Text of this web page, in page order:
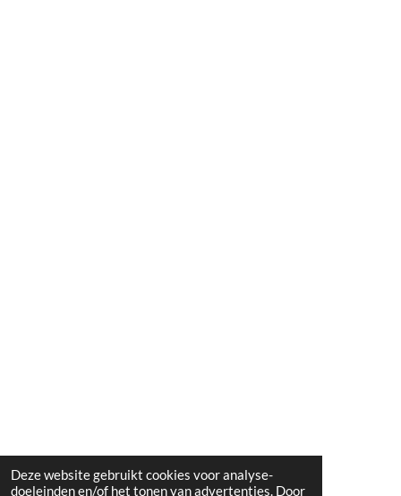
Deze website gebruikt cookies voor analyse-
doeleinden en/of het tonen van advertenties. Door